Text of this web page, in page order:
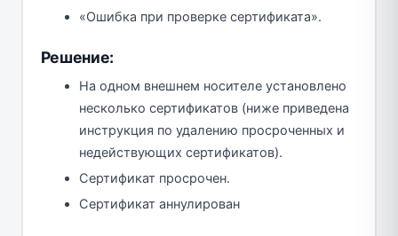
«Ошибка при проверке сертификата».
Решение:
На одном внешнем носителе установлено
несколько сертификатов (ниже приведена
инструкция по удалению просроченных и
недействующих сертификатов).
Сертификат просрочен.
Сертификат аннулирован